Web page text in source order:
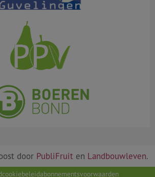
door PubliFruit en Landbouwleven.
cookiebeleidabonnementsvoorwaarden